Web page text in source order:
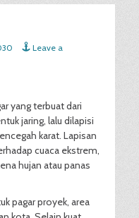
Leave a
yang terbuat dari
jaring, lalu dilapisi
karat. Lapisan
cuaca ekstrem,
hujan atau panas
pagar proyek, area